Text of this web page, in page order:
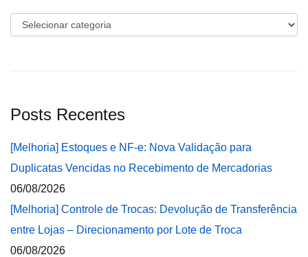
Categorias
Posts Recentes
[Melhoria] Estoques e NF-e: Nova Validação para
Duplicatas Vencidas no Recebimento de Mercadorias
06/08/2026
[Melhoria] Controle de Trocas: Devolução de Transferência
entre Lojas – Direcionamento por Lote de Troca
06/08/2026